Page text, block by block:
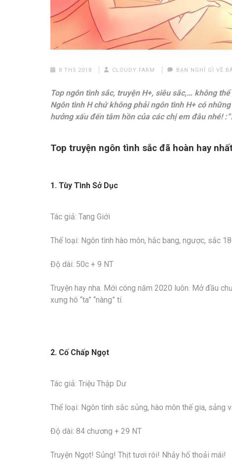
8 TH5 2018 CLOUDY FARM BẠN NGHĨ GÌ VỀ
Top ngôn tình sắc, truyện H+, siêu sắc,… không
Ngôn tình H chứ không phải ngôn tình H+ có
hưởng xấu đến tâm hồn của các chị em đâu nhé!
Top truyện ngôn tình sắc đã hoàn hay
1. Tùy Tình Sở Dục
Tác giả: Tang Giới
Thể loại: Ngôn tình hào môn, hắc bang, ngược, sắc
Độ dài: 50c + 9 NT
Truyện hay nha. Mới cóng năm 2020 luôn. Mở đầu
xưng hô “ta” “nàng” tí.
2. Cố Chấp Ngọt
Tác giả: Triệu Thập Dư
Thể loại: Ngôn tình sắc sủng, hào môn thế gia, sảng
Độ dài: 84 chương + 29 NT
Truyện Ngọt! Sủng! Thịt tươi rói! Nhảy hố thoải mái!